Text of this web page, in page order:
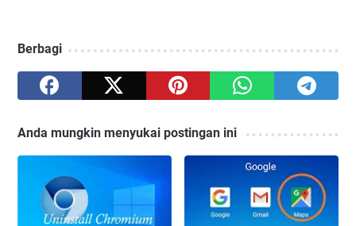
Berbagi
Anda mungkin menyukai postingan ini